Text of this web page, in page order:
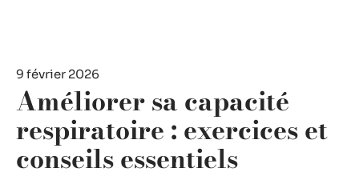
9 février 2026
Améliorer sa capacité
respiratoire : exercices et
conseils essentiels